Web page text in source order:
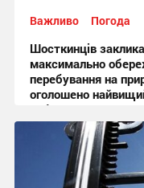
Важливо Погода
Шосткинців
максимально
перебування на
оголошено
небезпеки
10:27, 6.08.2026